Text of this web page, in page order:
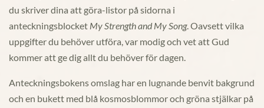
du skriver dina att göra-listor på sidorna i
anteckningsblocket My Strength and My Song. Oavsett vilka
uppgifter du behöver utföra, var modig och vet att Gud
kommer att ge dig allt du behöver för dagen.
Anteckningsbokens omslag har en lugnande benvit bakgrund
och en bukett med blå kosmosblommor och gröna stjälkar på